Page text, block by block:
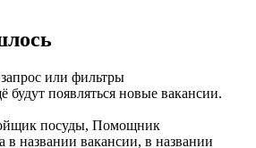
или фильтры
появляться новые вакансии.
посуды, Помощник
в названии вакансии, в названии